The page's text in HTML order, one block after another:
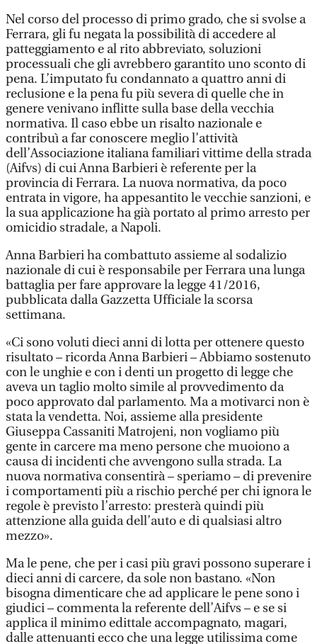
Nel corso del processo di primo grado, che si svolse a
Ferrara, gli fu negata la possibilità di accedere al
patteggiamento e al rito abbreviato, soluzioni
processuali che gli avrebbero garantito uno sconto di
pena. L’imputato fu condannato a quattro anni di
reclusione e la pena fu più severa di quelle che in
genere venivano inflitte sulla base della vecchia
normativa. Il caso ebbe un risalto nazionale e
contribuì a far conoscere meglio l’attività
dell’Associazione italiana familiari vittime della strada
(Aifvs) di cui Anna Barbieri è referente per la
provincia di Ferrara. La nuova normativa, da poco
entrata in vigore, ha appesantito le vecchie sanzioni, e
la sua applicazione ha già portato al primo arresto per
omicidio stradale, a Napoli.
Anna Barbieri ha combattuto assieme al sodalizio
nazionale di cui è responsabile per Ferrara una lunga
battaglia per fare approvare la legge 41/2016,
pubblicata dalla Gazzetta Ufficiale la scorsa
settimana.
«Ci sono voluti dieci anni di lotta per ottenere questo
risultato – ricorda Anna Barbieri – Abbiamo sostenuto
con le unghie e con i denti un progetto di legge che
aveva un taglio molto simile al provvedimento da
poco approvato dal parlamento. Ma a motivarci non è
stata la vendetta. Noi, assieme alla presidente
Giuseppa Cassaniti Matrojeni, non vogliamo più
gente in carcere ma meno persone che muoiono a
causa di incidenti che avvengono sulla strada. La
nuova normativa consentirà – speriamo – di prevenire
i comportamenti più a rischio perché per chi ignora le
regole è previsto l’arresto: presterà quindi più
attenzione alla guida dell’auto e di qualsiasi altro
mezzo».
Ma le pene, che per i casi più gravi possono superare i
dieci anni di carcere, da sole non bastano. «Non
bisogna dimenticare che ad applicare le pene sono i
giudici – commenta la referente dell’Aifvs – e se si
applica il minimo edittale accompagnato, magari,
dalle attenuanti ecco che una legge utilissima come